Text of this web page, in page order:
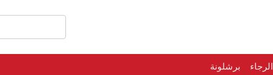
الرجاء برشلونة